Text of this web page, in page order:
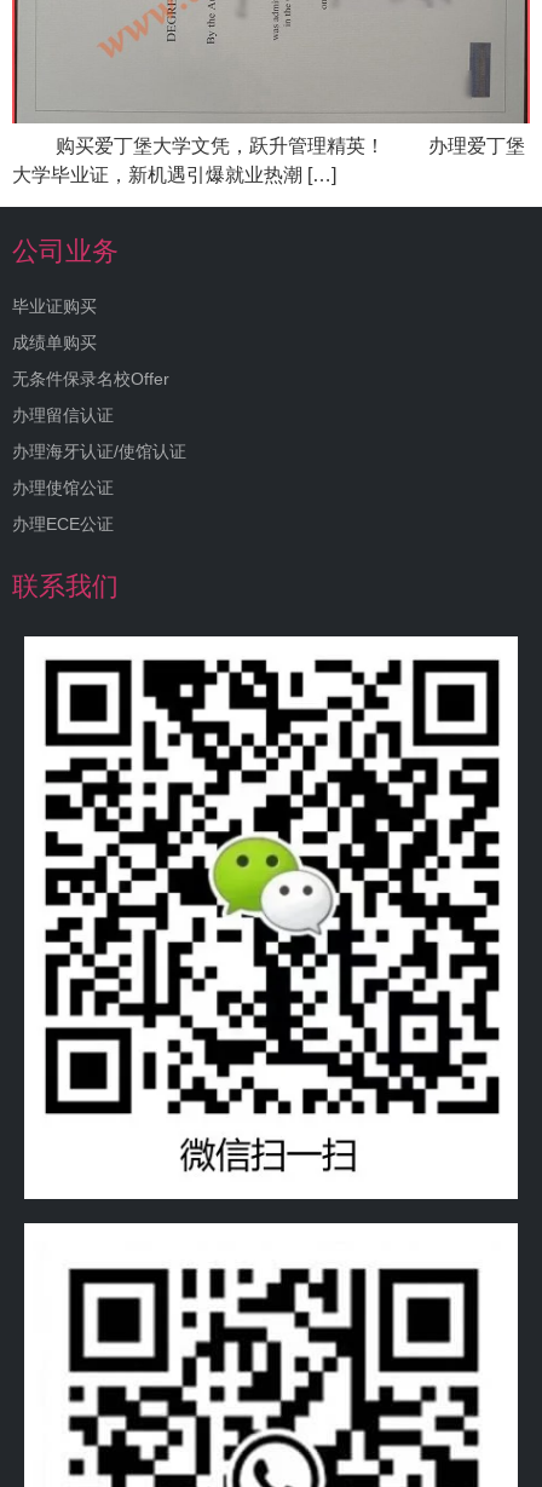
购买爱丁堡大学文凭，跃升管理精英！ 办理爱丁堡
大学毕业证，新机遇引爆就业热潮 […]
公司业务
毕业证购买
成绩单购买
无条件保录名校Offer
办理留信认证
办理海牙认证/使馆认证
办理使馆公证
办理ECE公证
联系我们